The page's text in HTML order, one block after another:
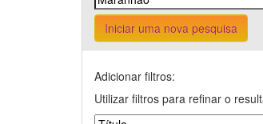
Iniciar uma nova pesquisa
Adicionar filtros:
Utilizar filtros para refinar o